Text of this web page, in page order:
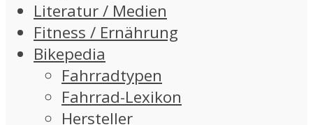
Literatur / Medien
Fitness / Ernährung
Bikepedia
Fahrradtypen
Fahrrad-Lexikon
Hersteller